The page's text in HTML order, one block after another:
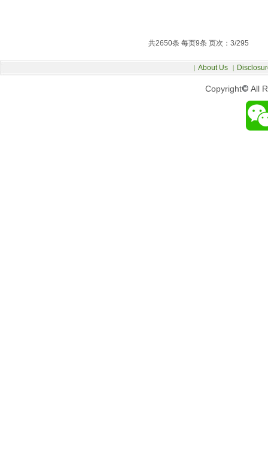
共2650条 每页9条 页次：3/295
Copyright© All
| About Us |